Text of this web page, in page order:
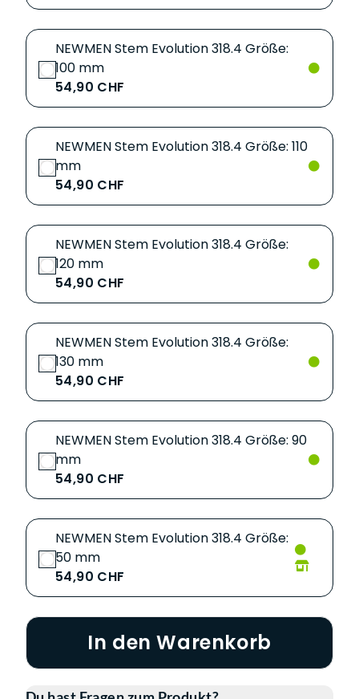
NEWMEN Stem Evolution 318.4 Größe:
100 mm
54,90 CHF
NEWMEN Stem Evolution 318.4 Größe: 110
mm
54,90 CHF
NEWMEN Stem Evolution 318.4 Größe:
120 mm
54,90 CHF
NEWMEN Stem Evolution 318.4 Größe:
130 mm
54,90 CHF
NEWMEN Stem Evolution 318.4 Größe: 90
mm
54,90 CHF
NEWMEN Stem Evolution 318.4 Größe:
50 mm
54,90 CHF
In den Warenkorb